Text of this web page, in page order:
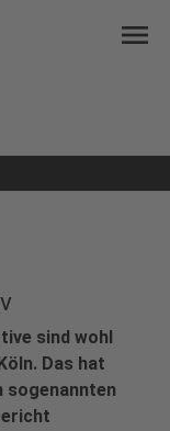
menu
sind wohl
Das hat
sogenannten